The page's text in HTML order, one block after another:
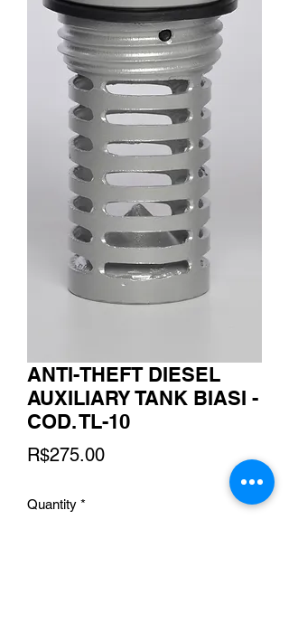
ANTI-THEFT DIESEL
AUXILIARY TANK BIASI -
COD. TL-10
R$275.00Price
Quantity *